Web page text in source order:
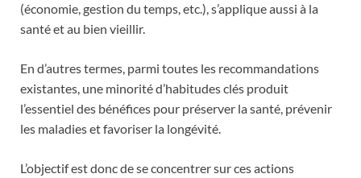
(économie, gestion du temps, etc.), s’applique aussi à la
santé et au bien vieillir.
En d’autres termes, parmi toutes les recommandations
existantes, une minorité d’habitudes clés produit
l’essentiel des bénéfices pour préserver la santé, prévenir
les maladies et favoriser la longévité.
L’objectif est donc de se concentrer sur ces actions